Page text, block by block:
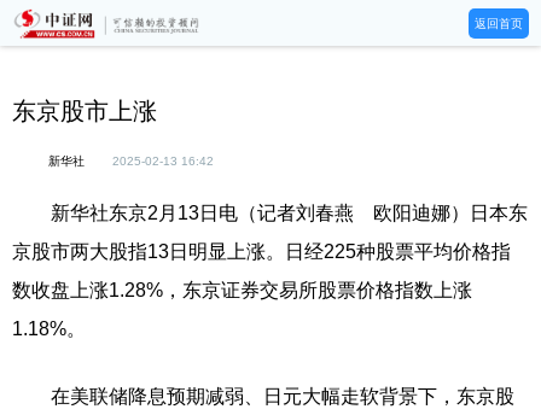
返回首页
东京股市上涨
新华社 2025-02-13 16:42
新华社东京2月13日电（记者刘春燕 欧阳迪娜）日本东
京股市两大股指13日明显上涨。日经225种股票平均价格指
数收盘上涨1.28%，东京证券交易所股票价格指数上涨
1.18%。
在美联储降息预期减弱、日元大幅走软背景下，东京股